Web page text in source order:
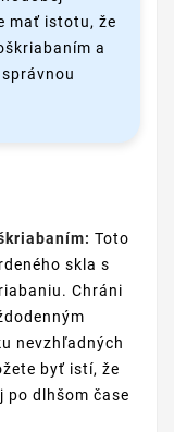
mať istotu, že
a
Toto
skla s
Chráni
nevzhľadných
byť istí, že
po dlhšom čase